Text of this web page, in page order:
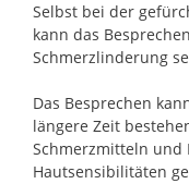
Selbst bei der
kann das
Schmerzlinderung
Das Besprechen
längere Zeit
Schmerzmitteln
Hautsensibilitäten